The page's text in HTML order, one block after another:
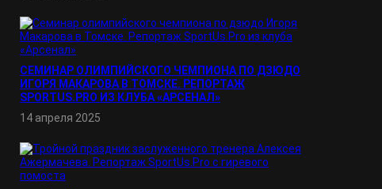
СЕМИНАР ОЛИМПИЙСКОГО ЧЕМПИОНА ПО ДЗЮДО
ИГОРЯ МАКАРОВА В ТОМСКЕ. РЕПОРТАЖ
SPORTUS.PRO ИЗ КЛУБА «АРСЕНАЛ»
14 апреля 2025